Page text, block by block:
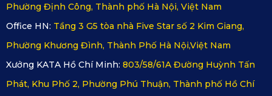
2.2. Tiết kiệm chi phí bảo dưỡng cho chủ xe
Khác với các loại thảm thông thường, bề mặt thảm KATA
không bám bẩn, không giữ mùi và dễ lau chùi. Người dùng
Phường Định Công, Thành phố Hà Nội, Việt Nam
Office HN: Tầng 3 G5 tòa nhà Five Star số 2 Kim Giang,
Phường Khương Đình, Thành Phố Hà Nội,Việt Nam
Xưởng KATA Hồ Chí Minh: 803/58/61A Đường Huỳnh Tấn
Phát, Khu Phố 2, Phường Phú Thuận, Thành phố Hồ Chí